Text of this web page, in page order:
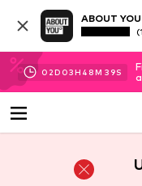
ABOUT
02D 03H 48M 39S